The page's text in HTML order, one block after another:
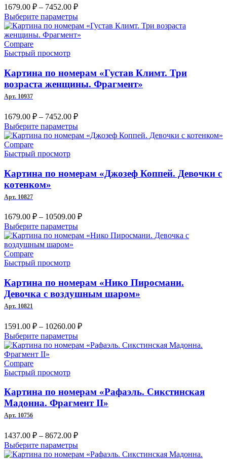
странице
товара.
1679.00 ₽ – 7452.00 ₽Диапазон
цен:
1679.00 ₽
–
Выберите параметрыЭтот
товар
имеет
можно
выбрать
на
Compare
Быстрый просмотр
Картина по номерам «Густав Климт. Три
возраста женщины. Фрагмент»
Арт. 10937
1679.00 ₽ – 7452.00 ₽Диапазон
цен:
1679.00 ₽
Выберите параметрыЭтот
товар
Опции
можно
товара.
Compare
Быстрый просмотр
Картина по номерам «Джозеф Коппей. Девочки с
котенком»
Арт. 10827
1679.00 ₽ – 10509.00 ₽Диапазон
1679.00 ₽
Выберите параметрыЭтот
товар
можно
выбрать
на
Compare
Быстрый просмотр
Картина по номерам «Нико Пиросмани.
Девочка с воздушным шаром»
Арт. 10821
1591.00 ₽ – 10260.00 ₽Диапазон
1591.00 ₽
Выберите параметрыЭтот
товар
можно
выбрать
на
Compare
Быстрый просмотр
Картина по номерам «Рафаэль. Сикстинская
Мадонна. Фрагмент II»
Арт. 10756
1437.00 ₽ – 8672.00 ₽Диапазон
цен:
1437.00 ₽
Выберите параметрыЭтот
товар